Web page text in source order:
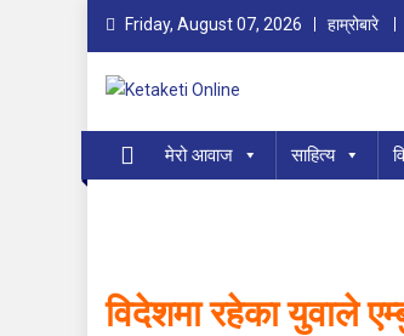
content
Friday, August 07, 2026 हाम्रोबारे
Ketaketi Online
मेरो आवाज साहित्य
विदेशमा रहेका युवाले